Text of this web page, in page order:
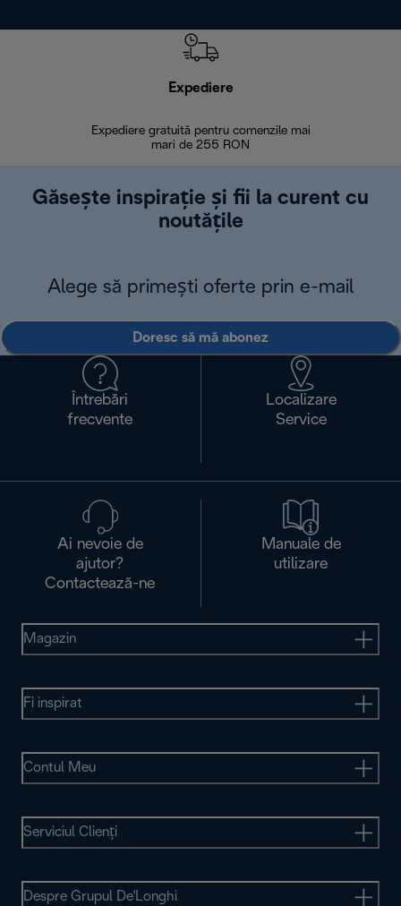
Expediere
Expediere gratuită pentru comenzile mai
mari de 255 RON
Găsește inspirație și fii la curent cu
noutățile
Alege să primești oferte prin e-mail
Doresc să mă abonez
Întrebări
frecvente
Localizare
Service
Ai nevoie de
ajutor?
Contactează-ne
Manuale de
utilizare
Magazin
Fi inspirat
Contul Meu
Serviciul Clienţi
Despre Grupul De'Longhi